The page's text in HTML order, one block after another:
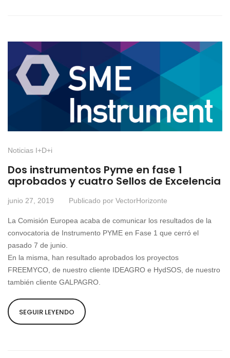
Noticias I+D+i
Dos instrumentos Pyme en fase 1
aprobados y cuatro Sellos de Excelencia
junio 27, 2019 Publicado por VectorHorizonte
La Comisión Europea acaba de comunicar los resultados de la
convocatoria de Instrumento PYME en Fase 1 que cerró el
pasado 7 de junio.
En la misma, han resultado aprobados los proyectos
FREEMYCO, de nuestro cliente IDEAGRO e HydSOS, de nuestro
también cliente GALPAGRO.
SEGUIR LEYENDO